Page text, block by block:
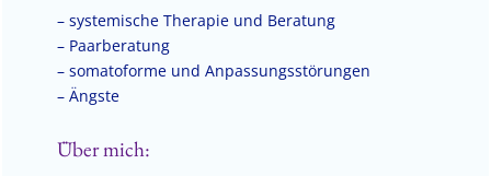
– systemische Therapie und Beratung
– Paarberatung
– somatoforme und Anpassungsstörungen
– Ängste
Über mich: